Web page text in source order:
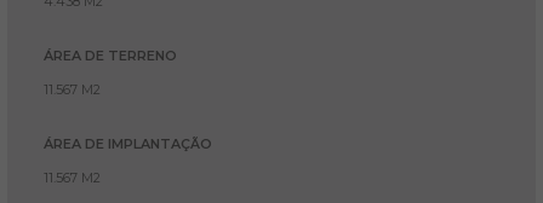
ÁREA DE TERRENO
11.567 M2
ÁREA DE IMPLANTAÇÃO
11.567 M2